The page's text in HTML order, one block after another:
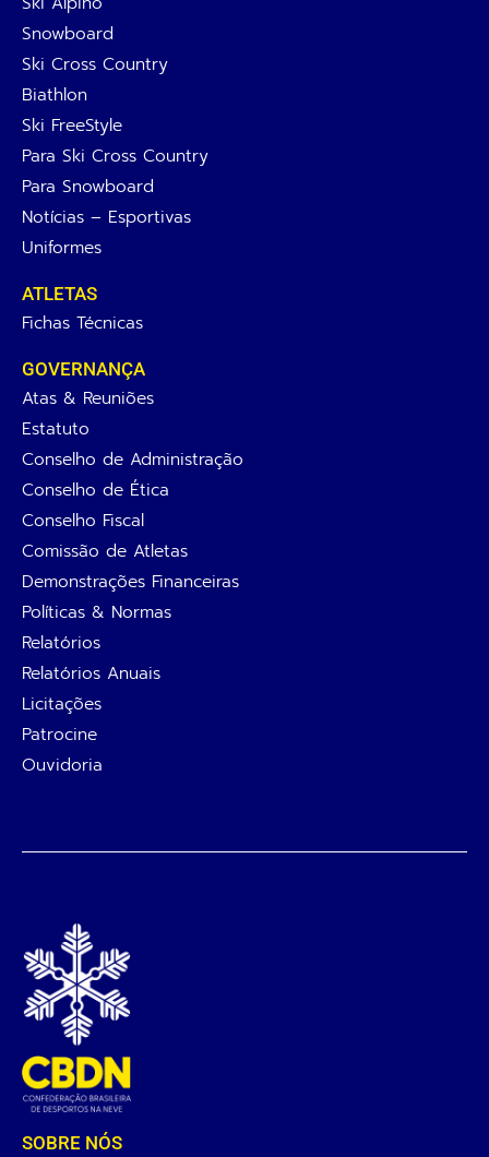
Snowboard
Ski Cross Country
Biathlon
Ski FreeStyle
Para Ski Cross Country
Para Snowboard
Notícias – Esportivas
Uniformes
ATLETAS
Fichas Técnicas
GOVERNANÇA
Atas & Reuniões
Estatuto
Conselho de Administração
Conselho de Ética
Conselho Fiscal
Comissão de Atletas
Demonstrações Financeiras
Políticas & Normas
Relatórios
Relatórios Anuais
Licitações
Patrocine
Ouvidoria
SOBRE NÓS